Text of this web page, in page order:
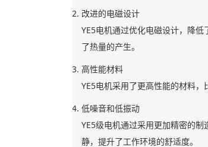
改进的电磁设计
YE5电机通过优化电磁设计，降
了热量的产生。
高性能材料
YE5电机采用了更高性能的材料
低噪音和低振动
YE5级电机通过采用更加精密的
静，提升了工作环境的舒适度。